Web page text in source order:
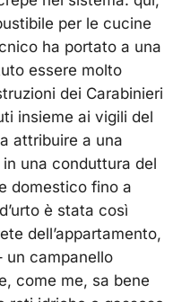
per le cucine
ha portato a una
essere molto
dei Carabinieri
insieme ai vigili del
attribuire a una
una conduttura del
domestico fino a
è stata così
dell’appartamento,
un campanello
come me, sa bene